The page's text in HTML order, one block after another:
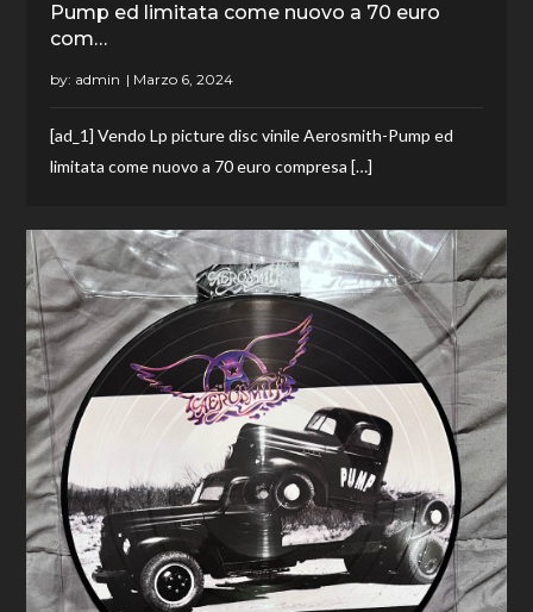
Pump ed limitata come nuovo a 70 euro
com…
by: admin
[ad_1] Vendo Lp picture disc vinile Aerosmith-Pump ed
limitata come nuovo a 70 euro compresa […]